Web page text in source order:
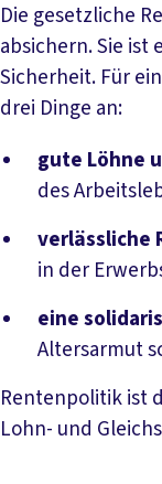
Die gesetzliche
absichern. Sie ist
Sicherheit. Für
drei Dinge an:
gute Löhne
des
verlässliche
in der
eine
Altersarmut
Rentenpolitik ist
Lohn- und